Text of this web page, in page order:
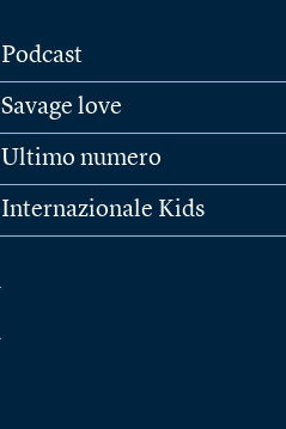
Podcast
Savage love
Ultimo numero
Internazionale Kids